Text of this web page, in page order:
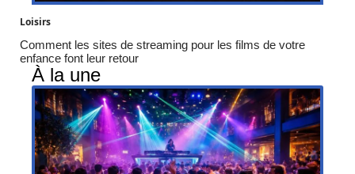
Loisirs
Comment les sites de streaming pour les films de votre
enfance font leur retour
À la une